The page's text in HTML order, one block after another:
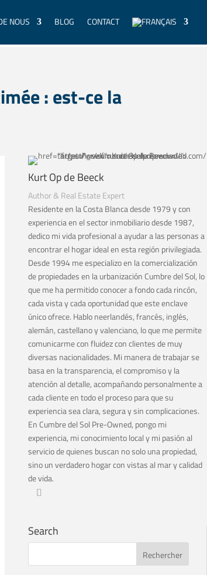
NOUS BLOG CONTACT
: est-ce la
Kurt Op de Beeck
Author & Real Estate Expert
Residente en la Costa Blanca desde 1979 y con
experiencia en el sector inmobiliario desde 1987,
dedico mi vida profesional a ayudar a las personas a
encontrar el hogar ideal en esta región privilegiada.
Desde 1994 me especializo en la comercialización
de propiedades en la urbanización Cumbre del Sol, lo
que me ha permitido conocer a fondo cada rincón,
cada vista y cada oportunidad que este enclave
único ofrece. Hablo neerlandés, francés, inglés,
alemán, castellano y valenciano, lo que me permite
comunicarme con fluidez con clientes de muy
diversas nacionalidades. Mi manera de trabajar se
basa en la transparencia, el compromiso y la
atención al detalle, acompañando personalmente a
cada cliente en todo el proceso para que su
experiencia sea clara, segura y sin complicaciones.
En Cumbre del Sol Pre-Owned, pongo mi
experiencia, mi conocimiento local y mi pasión al
servicio de quienes buscan no solo una propiedad,
sino un verdadero hogar con vistas al mar y calidad
de vida.
Search